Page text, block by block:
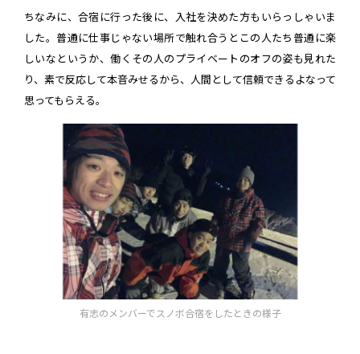
ちなみに、合宿に行った後に、入社を決めた方もいらっしゃいま
した。普通に仕事じゃない場所で触れ合うとこの人たち普通に楽
しいなというか、働くその人のプライベートのオフの姿も見れた
り、素で反応して本音みせるから、人間として信頼できるよなって
思ってもらえる。
有志のメンバーでスノボ合宿をしたときの様子